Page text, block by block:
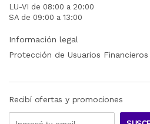
LU-VI de 08:00 a 20:00
SA de 09:00 a 13:00
Información legal
Protección de Usuarios Financieros
Recibí ofertas y promociones